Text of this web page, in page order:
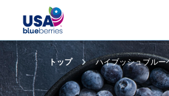
トップ ハイブッシュブルー